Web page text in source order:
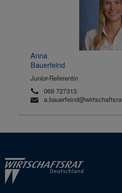
Anna
Bauerfeind
Junior-Referentin
069 727313